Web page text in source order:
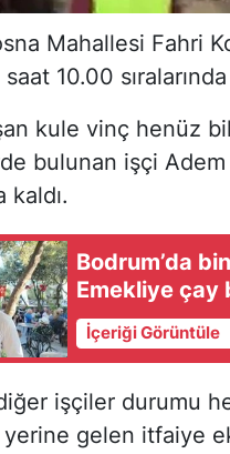
Mahallesi Fahri
10.00
kule vinç henüz
bulunan işçi
kaldı.
Bodrum’da
Emekliye çay
İçeriği Görüntüle
işçiler durumu
gelen itfaiye